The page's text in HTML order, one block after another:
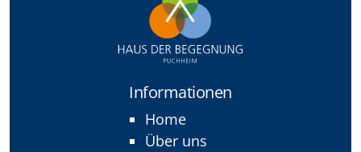
Informationen
Home
Über uns